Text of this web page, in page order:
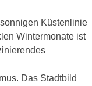
Küstenlinie
Wintermonate ist
Das Stadtbild